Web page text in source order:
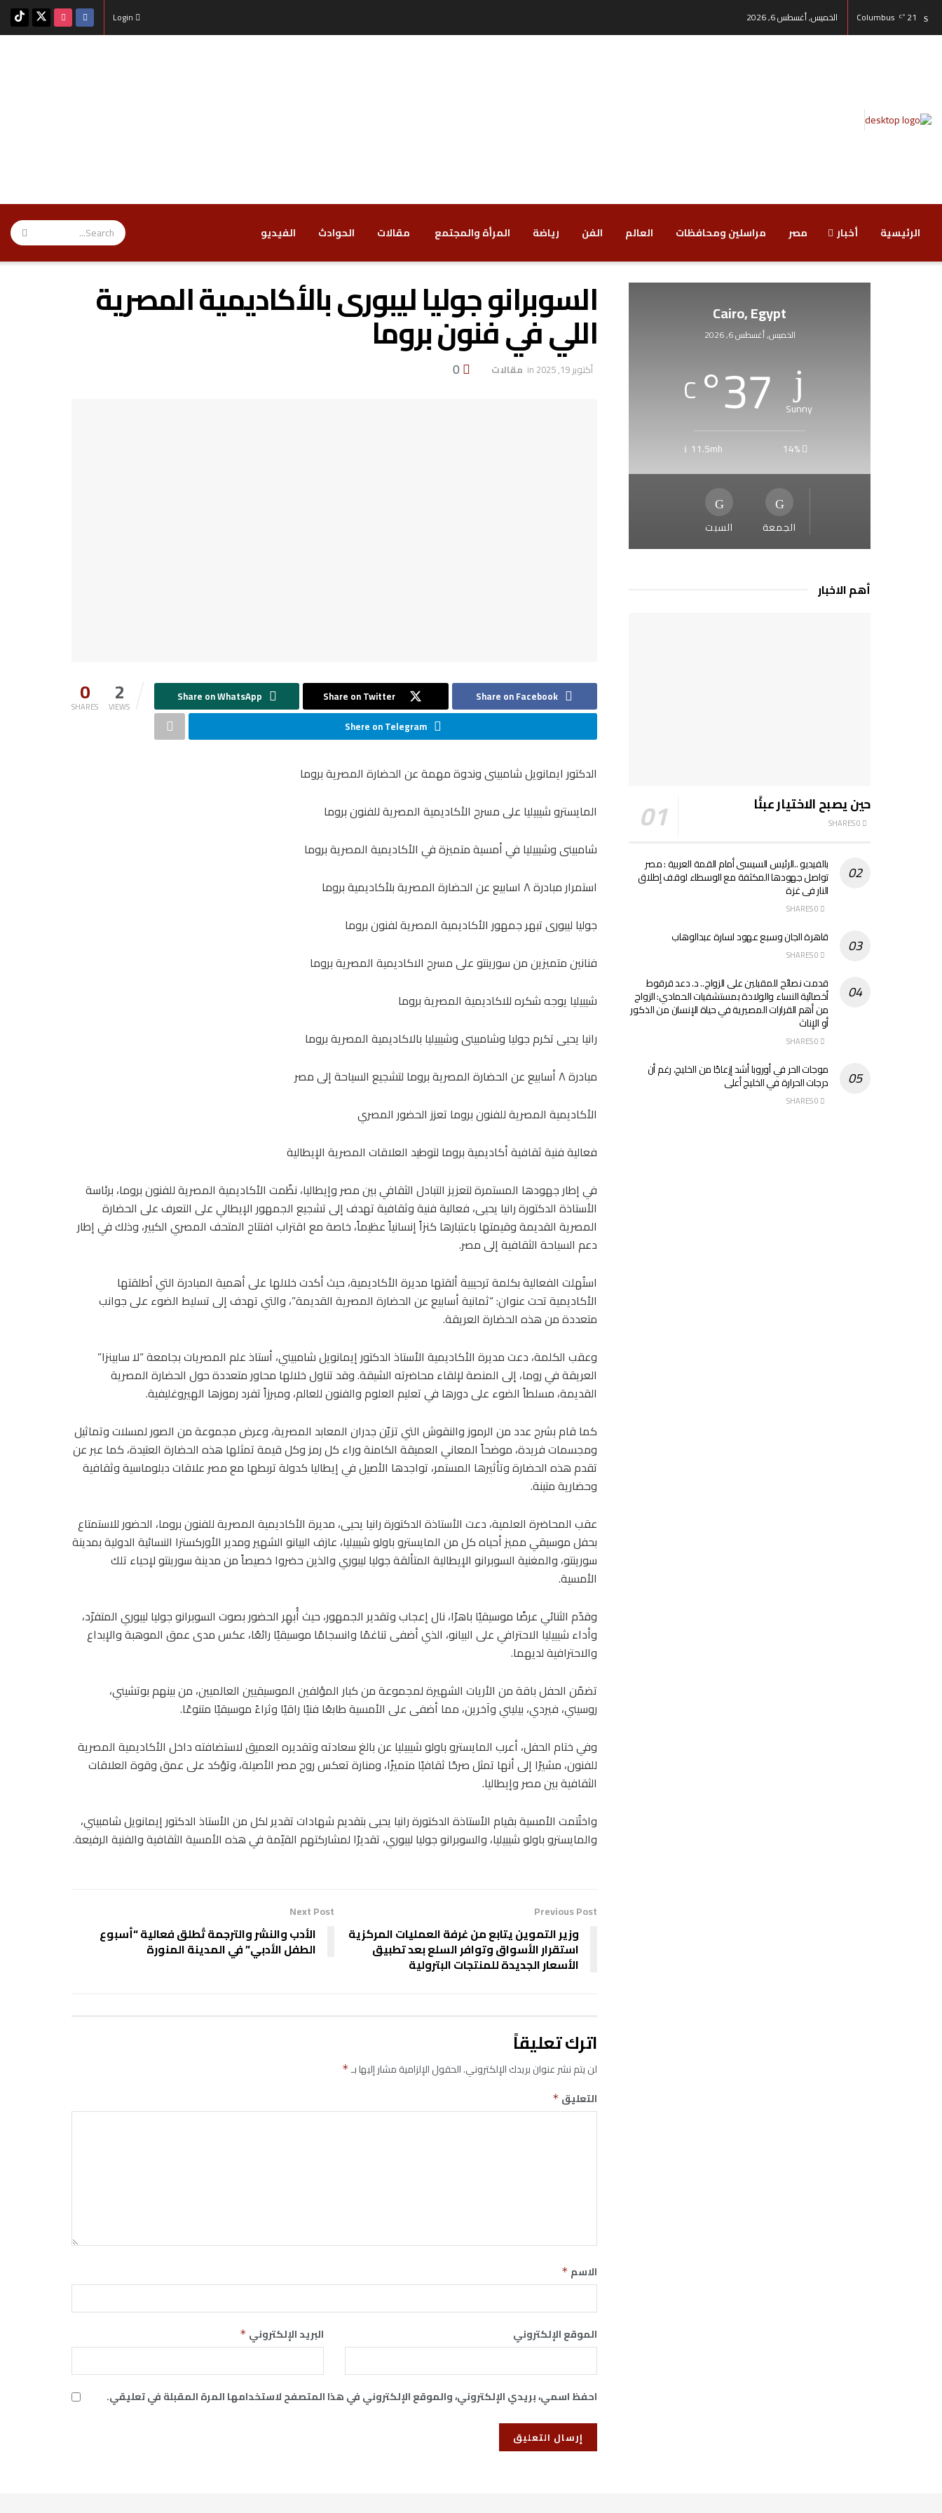
21
°C
Columbus الخميس, أغسطس 6, 2026
الرئيسية أخبار مصر ‏مراسلين ومحافظات ‏العالم الفن رياضة ‏المرأة والمجتمع ‏ مقالات ‏الحوادث ‏الفيديو
‏السوبرانو جوليا ليبورى بالأكاديمية المصرية
اللي في فنون بروما
أكتوبر 19, 2025 in ‏ مقالات
0
SHARES 2
VIEWS
Share on Facebook
Share on Twitter
Shere on Telegram
‏الدكتور ايمانويل شامبينى وندوة مهمة عن الحضارة المصرية بروما
‏المايسترو شيبيليا على مسرح الأكاديمية المصرية للفنون بروما
شامبينى وشيبيليا في أمسية متميزة في الأكاديمية المصرية بروما
استمرار مبادرة ٨ اسابيع عن الحضارة المصرية بلأكاديمية بروما
جوليا ليبورى تبهر جمهور الأكاديمية المصرية لفنون بروما
فنانين متميزين من سورينتو على مسرح الاكاديمية المصرية بروما
شيبيليا يوجه شكره للاكاديمية المصرية بروما
رانيا يحيى تكرم جوليا وشامبينى وشيبيليا بالاكاديمية المصرية بروما
‏مبادرة ٨ أسابيع عن الحضارة المصرية بروما لتشجيع السياحة إلى مصر
الأكاديمية المصرية للفنون بروما تعزز الحضور المصري
‏فعالية فنية ثقافية أكاديمية بروما لتوطيد العلاقات المصرية الإيطالية
في إطار جهودها المستمرة لتعزيز التبادل الثقافي بين مصر وإيطاليا، نظّمت الأكاديمية المصرية للفنون بروما، برئاسة
الأستاذة الدكتورة رانيا يحيى، فعالية فنية وثقافية تهدف إلى تشجيع الجمهور الإيطالي على التعرف على الحضارة
المصرية القديمة وقيمتها باعتبارها كنزاً إنسانياً عظيماً، خاصة مع اقتراب افتتاح المتحف المصري الكبير، وذلك في إطار
دعم السياحة الثقافية إلى مصر.
استُهلت الفعالية بكلمة ترحيبية ألقتها مديرة الأكاديمية، حيث أكدت خلالها على أهمية المبادرة التي أطلقتها
الأكاديمية تحت عنوان: “ثمانية أسابيع عن الحضارة المصرية القديمة”، والتي تهدف إلى تسليط الضوء على جوانب
متعددة من هذه الحضارة العريقة.
وعقب الكلمة، دعت مديرة الأكاديمية الأستاذ الدكتور إيمانويل شامبيني، أستاذ علم المصريات بجامعة “لا سابينزا”
العريقة في روما، إلى المنصة لإلقاء محاضرته الشيقة. وقد تناول خلالها محاور متعددة حول الحضارة المصرية
القديمة، مسلطاً الضوء على دورها في تعليم العلوم والفنون للعالم، ومبرزاً تفرد رموزها الهيروغليفية.
كما قام بشرح عدد من الرموز والنقوش التي تزيّن جدران المعابد المصرية، وعرض مجموعة من الصور لمسلات وتماثيل
ومجسمات فريدة، موضحاً المعاني العميقة الكامنة وراء كل رمز وكل قيمة تمثلها هذه الحضارة العتيدة، كما عبر عن
تقدم هذه الحضارة وتأثيرها المستمر، تواجدها الأصيل في إيطاليا كدولة تربطها مع مصر علاقات دبلوماسية وثقافية
وحضارية متينة.
عقب المحاضرة العلمية، دعت الأستاذة الدكتورة رانيا يحيى، مديرة الأكاديمية المصرية للفنون بروما، الحضور للاستمتاع
بحفل موسيقي مميز أحياه كل من المايسترو باولو شيبيليا، عازف البيانو الشهير ومدير الأوركسترا النسائية الدولية بمدينة
سورينتو، والمغنية السوبرانو الإيطالية المتألقة جوليا ليبوري والذين حضروا خصيصاً من مدينة سورينتو لإحياء تلك
الأمسية.
وقدّم الثنائي عرضًا موسيقيًا باهرًا، نال إعجاب وتقدير الجمهور، حيث أُبهِر الحضور بصوت السوبرانو جوليا ليبوري المتفرّد،
وأداء شيبيليا الاحترافي على البيانو، الذي أضفى تناغمًا وانسجامًا موسيقيًا رائعًا، عكس مدى عمق الموهبة والإبداع
والاحترافية لديهما.
تضمّن الحفل باقة من الأريات الشهيرة لمجموعة من كبار المؤلفين الموسيقيين العالميين، من بينهم بوتشيني،
روسيني، فيردي، بيليني وآخرين، مما أضفى على الأمسية طابعًا فنيًا راقيًا وثراءً موسيقيًا متنوعًا.
وفي ختام الحفل، أعرب المايسترو باولو شيبيليا عن بالغ سعادته وتقديره العميق لاستضافته داخل الأكاديمية المصرية
للفنون، مشيرًا إلى أنها تمثل صرحًا ثقافيًا متميزًا، ومنارة تعكس روح مصر الأصيلة، وتؤكد على عمق وقوة العلاقات
الثقافية بين مصر وإيطاليا.
واختُتمت الأمسية بقيام الأستاذة الدكتورة رانيا يحيى بتقديم شهادات تقدير لكل من الأستاذ الدكتور إيمانويل شامبيني،
والمايسترو باولو شيبيليا، والسوبرانو جوليا ليبوري، تقديرًا لمشاركتهم القيّمة في هذه الأمسية الثقافية والفنية الرفيعة.
Previous Post
وزير التموين يتابع من غرفة العمليات المركزية
استقرار الأسواق وتوافر السلع بعد تطبيق
الأسعار الجديدة للمنتجات البترولية
Next Post
الأدب والنشر والترجمة تُطلق فعالية “أسبوع
الطفل الأدبي” في المدينة المنورة
اترك تعليقاً
لن يتم نشر عنوان بريدك الإلكتروني.الحقول الإلزامية مشار إليها بـ*
التعليق *
الاسم *
البريد الإلكتروني * الموقع الإلكتروني
احفظ اسمي، بريدي الإلكتروني، والموقع الإلكتروني في هذا المتصفح لاستخدامها المرة المقبلة في تعليقي.
Cairo, Egypt
الخميس, أغسطس 6, 2026
Sunny
37
°
C
14%
11.5mh
الجمعة السبت
أهم الاخبار
حين يصبح الاختيار عبئًا
بالفيديو ..الرئيس السيسى أمام القمة العربية : مصر
تواصل جهودها المكثفة مع الوسطاء لوقف إطلاق
النار فى غزة
قاهرة الجان وسبع عهود لسارة عبدالوهاب
قدمت نصائح للمقبلين على الزواج.. د. دعد قرقوط
أخصائية النساء والولادة بمستشفيات الحمادي: الزواج
من أهم القرارات المصيرية في حياة الإنسان من الذكور
أو الإناث
موجات الحر في أوروبا أشد إزعاجًا من الخليج، رغم أن
درجات الحرارة في الخليج أعلى